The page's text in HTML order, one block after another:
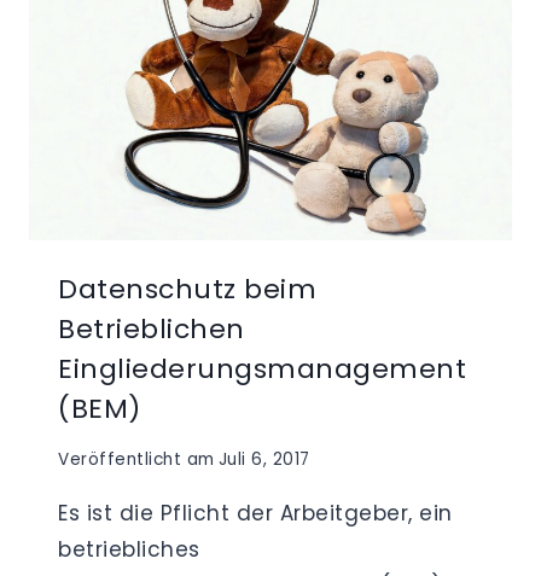
Datenschutz beim
Betrieblichen
Eingliederungsmanagement
(BEM)
Veröffentlicht am Juli 6, 2017
Es ist die Pflicht der Arbeitgeber, ein
betriebliches